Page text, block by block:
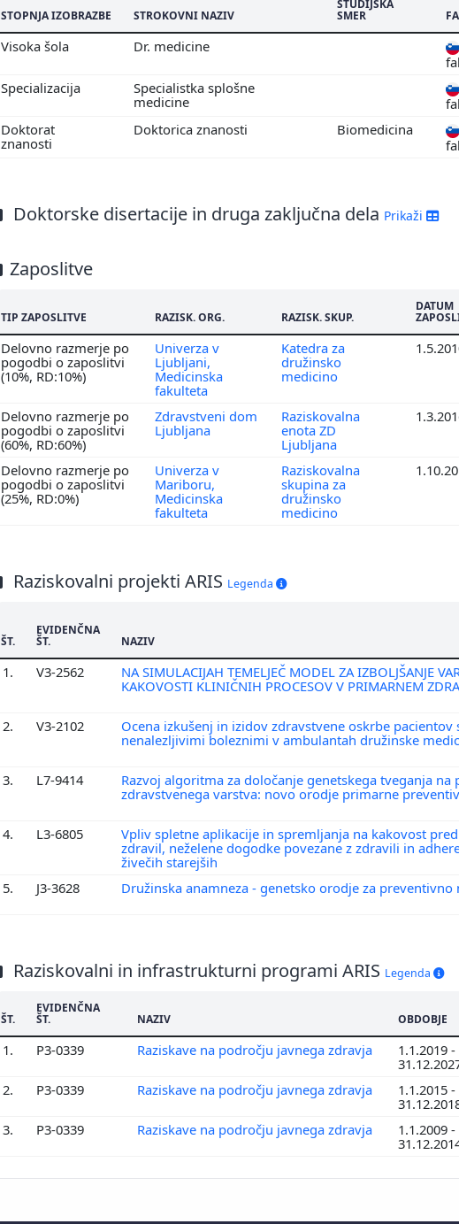
STOPNJA IZOBRAZBE STROKOVNI NAZIV
ŠTUDIJSKA
SMER
Visoka šola Dr. medicine
Specializacija
Specialistka splošne
medicine
Doktorat
znanosti
Doktorica znanosti Biomedicina
Doktorske disertacije in druga zaključna dela Prikaži
Zaposlitve
TIP ZAPOSLITVE RAZISK. ORG. RAZISK. SKUP.
DATUM
Delovno razmerje po
pogodbi o zaposlitvi
(10%, RD:10%)
Univerza v
Ljubljani,
Medicinska
fakulteta
Katedra za
družinsko
medicino
Delovno razmerje po
pogodbi o zaposlitvi
(60%, RD:60%)
Zdravstveni dom
Ljubljana
Raziskovalna
enota ZD
Ljubljana
Delovno razmerje po
pogodbi o zaposlitvi
(25%, RD:0%)
Univerza v
Mariboru,
Medicinska
fakulteta
Raziskovalna
skupina za
družinsko
medicino
Raziskovalni projekti ARIS Legenda
ŠT.
EVIDENČNA
ŠT. NAZIV
1. V3-2562
NA SIMULACIJAH TEMELJEČ MODEL ZA IZBOLJŠANJE
KAKOVOSTI KLINIČNIH PROCESOV V PRIMARNEM
2. V3-2102
Ocena izkušenj in izidov zdravstvene oskrbe pacientov
nenalezljivimi boleznimi v ambulantah družinske
3. L7-9414
Razvoj algoritma za določanje genetskega tveganja
zdravstvenega varstva: novo orodje primarne
4. L3-6805
Vpliv spletne aplikacije in spremljanja na kakovost
zdravil, neželene dogodke povezane z zdravili in
živečih starejših
5. J3-3628 Družinska anamneza - genetsko orodje za preventivno
Raziskovalni in infrastrukturni programi ARIS Legenda
ŠT.
EVIDENČNA
ŠT. NAZIV OBDOBJE
1. P3-0339 Raziskave na področju javnega zdravja
1.1.2019 -
2. P3-0339 Raziskave na področju javnega zdravja
1.1.2015 -
3. P3-0339 Raziskave na področju javnega zdravja
1.1.2009 -